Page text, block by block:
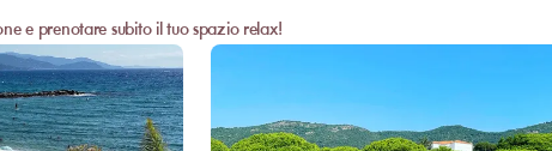
e prenotare subito il tuo spazio relax!